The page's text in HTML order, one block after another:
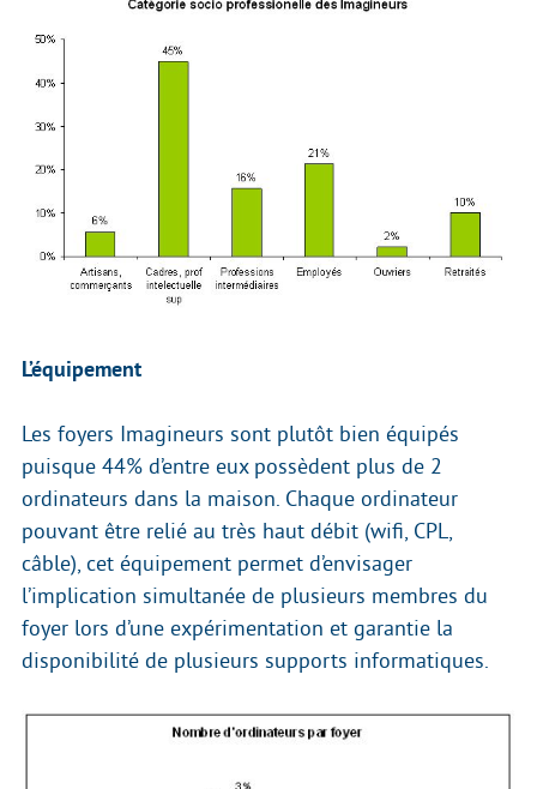
L’équipement
Les foyers Imagineurs sont plutôt bien équipés
puisque 44% d’entre eux possèdent plus de 2
ordinateurs dans la maison. Chaque ordinateur
pouvant être relié au très haut débit (wifi, CPL,
câble), cet équipement permet d’envisager
l’implication simultanée de plusieurs membres du
foyer lors d’une expérimentation et garantie la
disponibilité de plusieurs supports informatiques.